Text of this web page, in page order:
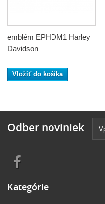
emblém EPHDM1 Harley
Davidson
Vložiť do košíka
Odber noviniek
Kategórie